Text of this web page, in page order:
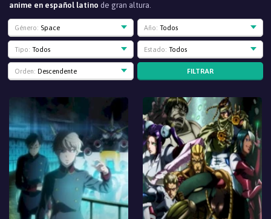
anime en español latino de gran altura.
Género: Space Año: Todos
Tipo: Todos Estado: Todos
Orden: Descendente FILTRAR